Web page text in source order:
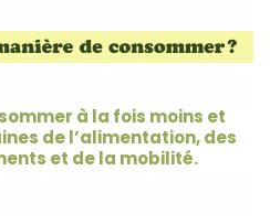
à la fois moins et
de l’alimentation, des
et de la mobilité.